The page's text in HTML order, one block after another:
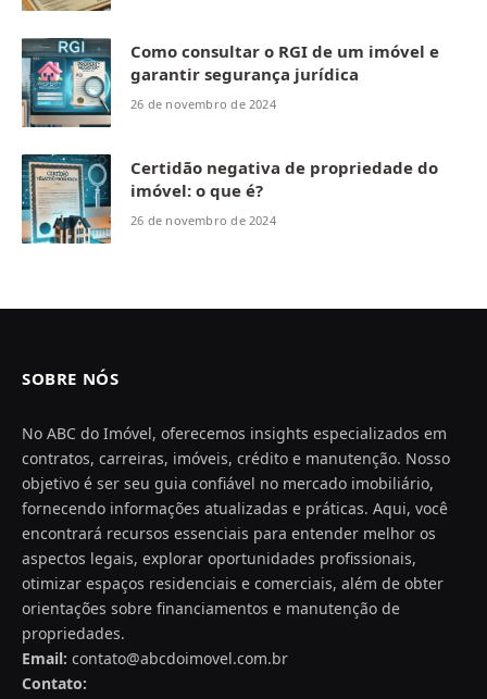
Como consultar o RGI de um imóvel e
garantir segurança jurídica
26 de novembro de 2024
Certidão negativa de propriedade do
imóvel: o que é?
26 de novembro de 2024
SOBRE NÓS
No ABC do Imóvel, oferecemos insights especializados em
contratos, carreiras, imóveis, crédito e manutenção. Nosso
objetivo é ser seu guia confiável no mercado imobiliário,
fornecendo informações atualizadas e práticas. Aqui, você
encontrará recursos essenciais para entender melhor os
aspectos legais, explorar oportunidades profissionais,
otimizar espaços residenciais e comerciais, além de obter
orientações sobre financiamentos e manutenção de
propriedades.
Email: contato@abcdoimovel.com.br
Contato: